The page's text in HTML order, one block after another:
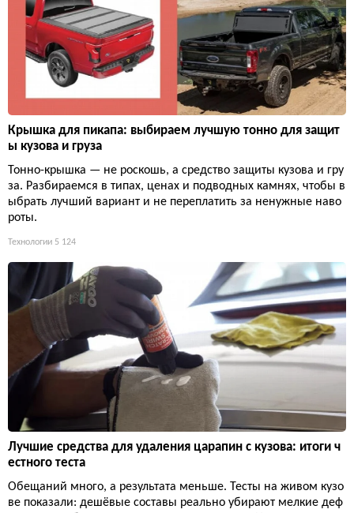
Крышка для пикапа: выбираем лучшую тонно для защит
ы кузова и груза
Тонно-крышка — не роскошь, а средство защиты кузова и гру
за. Разбираемся в типах, ценах и подводных камнях, чтобы в
ыбрать лучший вариант и не переплатить за ненужные наво
роты.
Технологии 5 124
Лучшие средства для удаления царапин с кузова: итоги ч
естного теста
Обещаний много, а результата меньше. Тесты на живом кузо
ве показали: дешёвые составы реально убирают мелкие деф